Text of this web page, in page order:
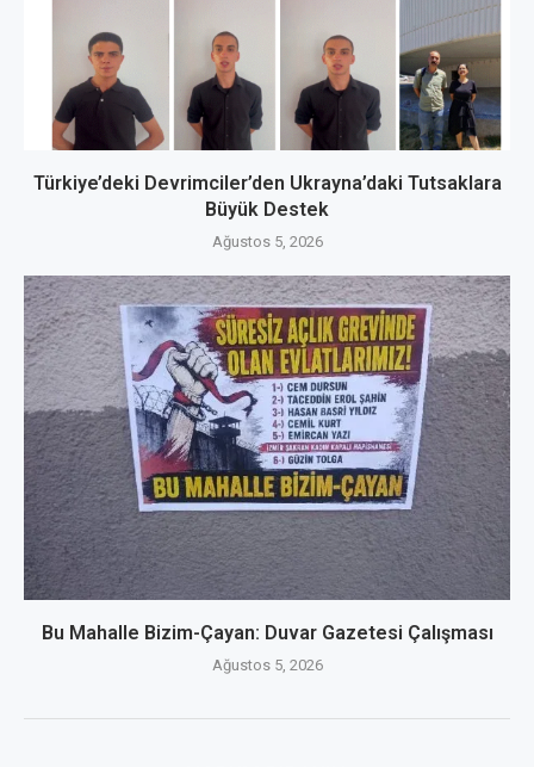
Türkiye’deki Devrimciler’den Ukrayna’daki Tutsaklara
Büyük Destek
Ağustos 5, 2026
Bu Mahalle Bizim-Çayan: Duvar Gazetesi Çalışması
Ağustos 5, 2026